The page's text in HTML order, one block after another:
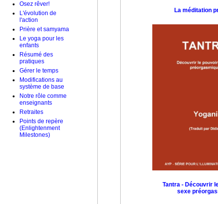
Osez rêver!
L'évolution de
l'action
Prière et samyama
Le yoga pour les
enfants
Résumé des
pratiques
Gérer le temps
Modifications au
système de base
Notre rôle comme
enseignants
Retraites
Points de repère
(Enlightenment
Milestones)
La méditation
Tantra - Découvrir
sexe